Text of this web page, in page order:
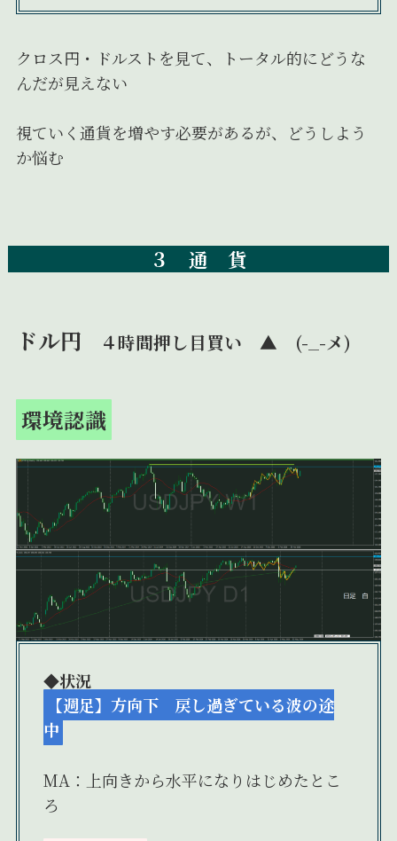
クロス円・ドルストを見て、トータル的にどうな
んだが見えない
視ていく通貨を増やす必要があるが、どうしよう
か悩む
３ 通 貨
ドル円 ４時間押し目買い ▲ (-_-メ)
環境認識
◆状況
【週足】方向下 戻し過ぎている波の途
中
MA：上向きから水平になりはじめたとこ
ろ